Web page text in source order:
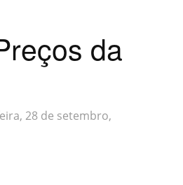
da
28 de setembro,